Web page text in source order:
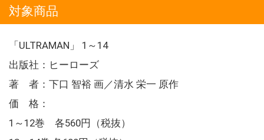
対象商品
「ULTRAMAN」 1～14
出版社：ヒーローズ
著 者：下口 智裕 画／清水 栄一 原作
価 格：
1～12巻 各560円（税抜）